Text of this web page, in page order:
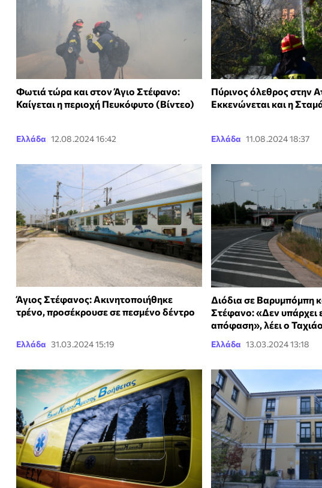
Φωτιά τώρα και στον Άγιο Στέφανο:
Καίγεται η περιοχή Πευκόφυτο (Βίντεο)
Ελλάδα 12.08.2024 16:42
Πύρινος όλεθρος στην
Εκκενώνεται και η
Ελλάδα 11.08.2024 18:37
Άγιος Στέφανος: Ακινητοποιήθηκε
τρένο, προσέκρουσε σε πεσμένο δέντρο
Ελλάδα 31.03.2024 15:19
Διόδια σε Βαρυμπόμπη
Στέφανο: «Δεν υπάρχει
απόφαση», λέει ο
Ελλάδα 13.03.2024 13:18